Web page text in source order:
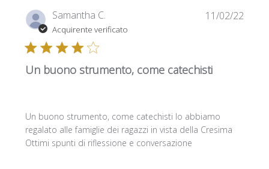
Samantha C.
Acquirente verificato
Un buono strumento, come catechisti
Un buono strumento, come catechisti lo abbiamo
regalato alle famiglie dei ragazzi in vista della Cresima
Ottimi spunti di riflessione e conversazione
11/02/22